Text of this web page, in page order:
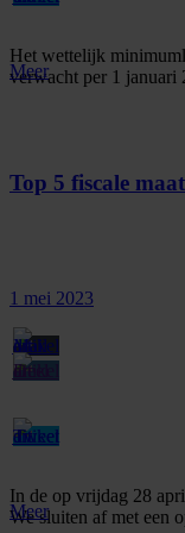
Het wettelijk
verwacht per 1 januari
Meer
Top 5 fiscale
1 mei 2023
In de op vrijdag 28
We sluiten af met een
Meer